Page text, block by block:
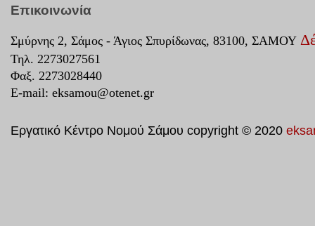
Επικοινωνία
Σμύρνης 2, Σάμος - Άγιος Σπυρίδωνας, 83100, ΣΑΜΟΥ
Τηλ. 2273027561
Φαξ. 2273028440
E-mail: eksamou@otenet.gr
Εργατικό Κέντρο Νομού Σάμου copyright © 2020